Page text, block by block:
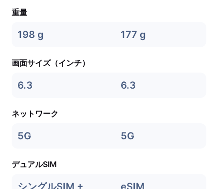
重量
198 g 177 g
画面サイズ（インチ）
6.3 6.3
ネットワーク
5G 5G
デュアルSIM
シングルSIM +
eSIM